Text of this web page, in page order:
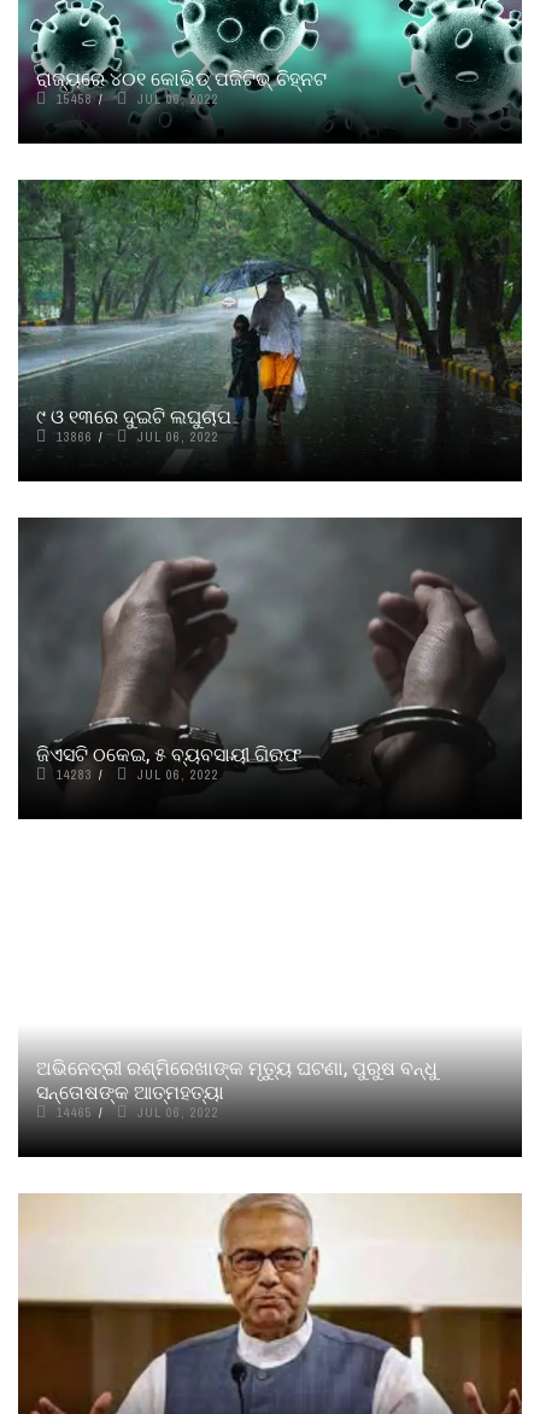
ରାଜ୍ୟରେ ୪୦୧ କୋଭିଡ୍ ପଜିଟିଭ୍ ଚିହ୍ନଟ
15458 JUL 06, 2022
୯ ଓ ୧୩ରେ ଦୁଇଟି ଲଘୁଚାପ
13866 JUL 06, 2022
ଜିଏସଟି ଠକେଇ, ୫ ବ୍ୟବସାୟୀ ଗିରଫ
14283 JUL 06, 2022
ଅଭିନେତ୍ରୀ ରଶ୍ମିରେଖାଙ୍କ ମୃତ୍ୟୁ ଘଟଣା, ପୁରୁଷ ବନ୍ଧୁ
ସନ୍ତୋଷଙ୍କ ଆତ୍ମହତ୍ୟା
14465 JUL 06, 2022